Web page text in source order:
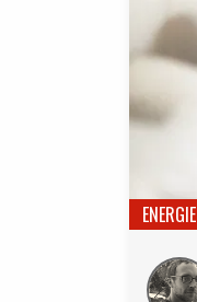
ENERGIE